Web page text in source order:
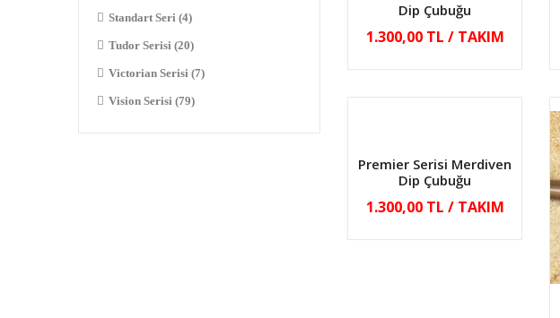
Standart Seri (4)
Tudor Serisi (20)
Victorian Serisi (7)
Vision Serisi (79)
Dip Çubuğu
1.300,00 TL / TAKIM
Premier Serisi Merdiven
Dip Çubuğu
1.300,00 TL / TAKIM